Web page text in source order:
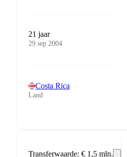
21 jaar
29 sep 2004
Costa Rica
Land
Transferwaarde: € 1,5 mln.